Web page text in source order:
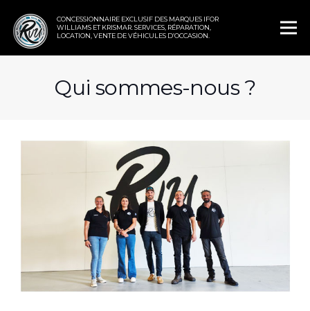
CONCESSIONNAIRE EXCLUSIF DES MARQUES IFOR
WILLIAMS ET KRISMAR. SERVICES, RÉPARATION,
LOCATION, VENTE DE VÉHICULES D’OCCASION.
Qui sommes-nous ?